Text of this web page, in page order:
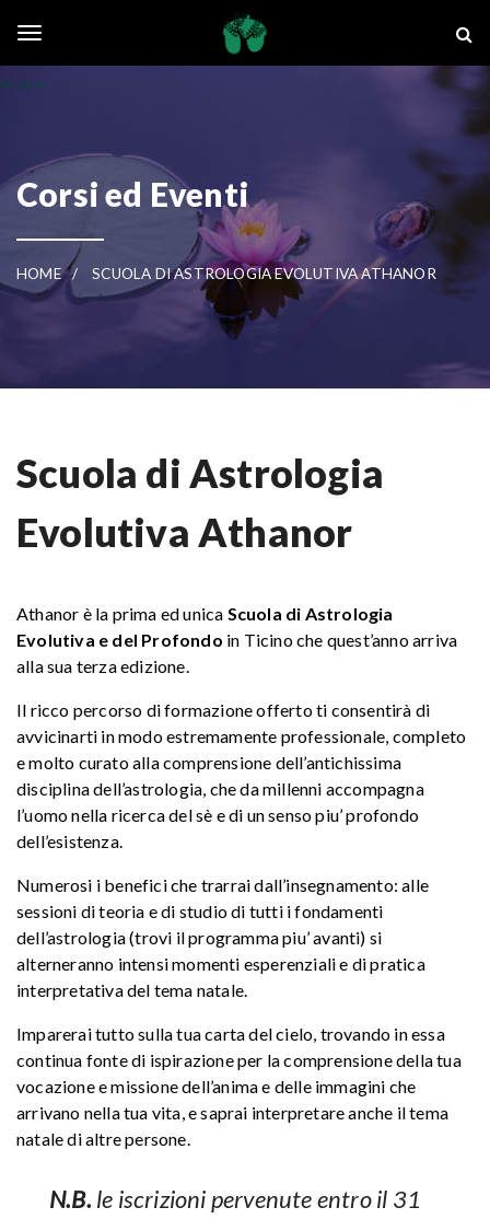
Corsi ed Eventi
HOME SCUOLA DI ASTROLOGIA EVOLUTIVA ATHANOR
Scuola di Astrologia
Evolutiva Athanor
Athanor è la prima ed unica Scuola di Astrologia
Evolutiva e del Profondo in Ticino che quest’anno arriva
alla sua terza edizione.
Il ricco percorso di formazione offerto ti consentirà di
avvicinarti in modo estremamente professionale, completo
e molto curato alla comprensione dell’antichissima
disciplina dell’astrologia, che da millenni accompagna
l’uomo nella ricerca del sè e di un senso piu’ profondo
dell’esistenza.
Numerosi i benefici che trarrai dall’insegnamento: alle
sessioni di teoria e di studio di tutti i fondamenti
dell’astrologia (trovi il programma piu’ avanti) si
alterneranno intensi momenti esperenziali e di pratica
interpretativa del tema natale.
Imparerai tutto sulla tua carta del cielo, trovando in essa
continua fonte di ispirazione per la comprensione della tua
vocazione e missione dell’anima e delle immagini che
arrivano nella tua vita, e saprai interpretare anche il tema
natale di altre persone.
N.B. le iscrizioni pervenute entro il 31